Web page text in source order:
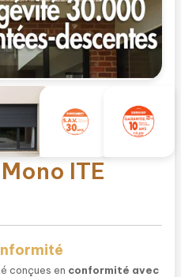
ITE
conçues en conformité avec